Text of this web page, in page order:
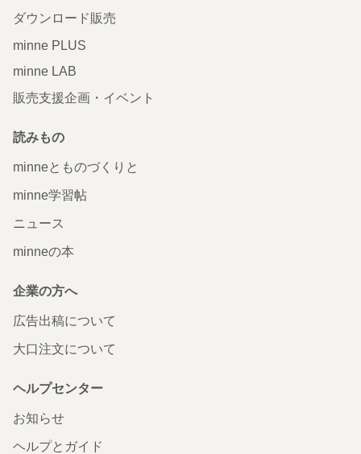
ダウンロード販売
minne PLUS
minne LAB
販売支援企画・イベント
読みもの
minneとものづくりと
minne学習帖
ニュース
minneの本
企業の方へ
広告出稿について
大口注文について
ヘルプセンター
お知らせ
ヘルプとガイド